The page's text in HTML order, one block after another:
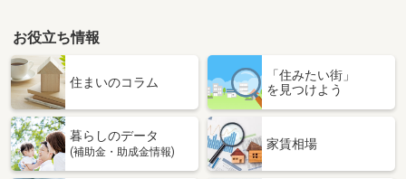
お役立ち情報
住まいのコラム
「住みたい街」
を見つけよう
暮らしのデータ
(補助金・助成金情報)
家賃相場